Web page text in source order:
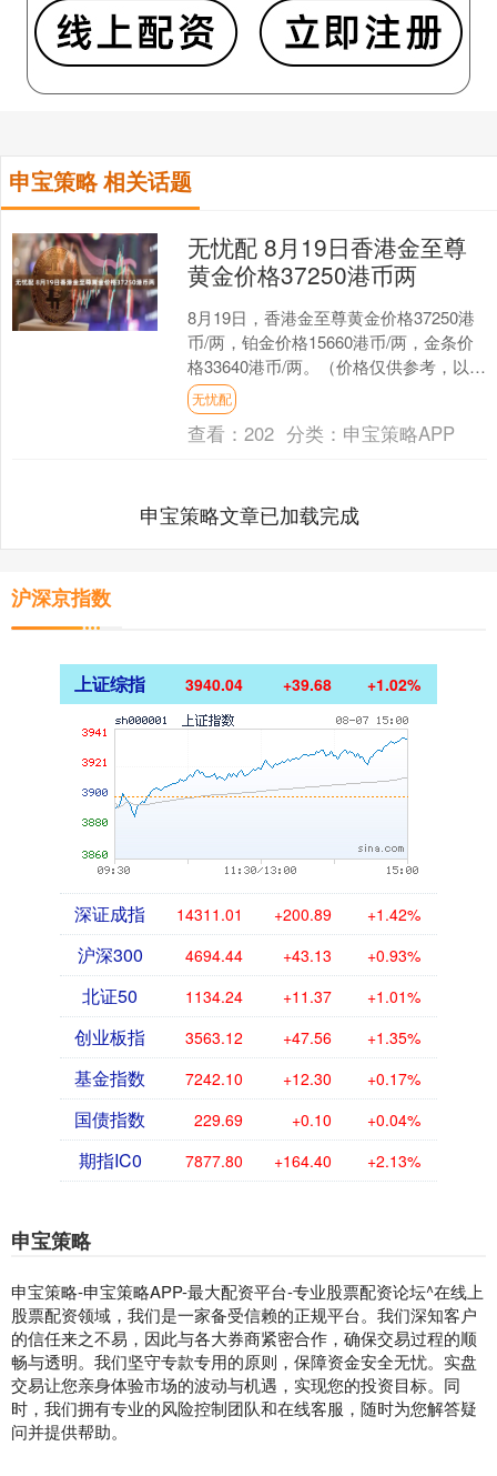
申宝策略 相关话题
无忧配 8月19日香港金至尊
黄金价格37250港币两
8月19日，香港金至尊黄金价格37250港
币/两，铂金价格15660港币/两，金条价
格33640港币/两。（价格仅供参考，以门
店实际为准）同日上海黄金交易所现
货....
无忧配
查看：202 分类： 申宝策略APP
申宝策略文章已加载完成
沪深京指数
上证综指 3940.04 +39.68 +1.02%
深证成指 14311.01 +200.89 +1.42%
沪深300 4694.44 +43.13 +0.93%
北证50 1134.24 +11.37 +1.01%
创业板指 3563.12 +47.56 +1.35%
基金指数 7242.10 +12.30 +0.17%
国债指数 229.69 +0.10 +0.04%
期指IC0 7877.80 +164.40 +2.13%
申宝策略
申宝策略-申宝策略APP-最大配资平台-专业股票配资论坛^在线上
股票配资领域，我们是一家备受信赖的正规平台。我们深知客户
的信任来之不易，因此与各大券商紧密合作，确保交易过程的顺
畅与透明。我们坚守专款专用的原则，保障资金安全无忧。实盘
交易让您亲身体验市场的波动与机遇，实现您的投资目标。同
时，我们拥有专业的风险控制团队和在线客服，随时为您解答疑
问并提供帮助。